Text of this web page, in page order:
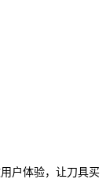
户体验，让刀具买